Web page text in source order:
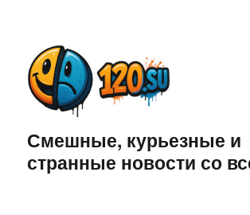
Смешные, курьезные и
странные новости со